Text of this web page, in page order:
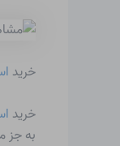
خرید
خرید
به جز